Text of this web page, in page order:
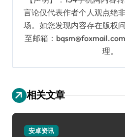
言论仅代表作者个人观点绝
场。如您发现内容存在版权
至邮箱：
理。
相关文章
安卓资讯